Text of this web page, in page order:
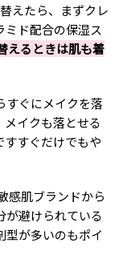
えたら、まずクレ
ミド配合の保湿ス
えるときは肌も着
ぐにメイクを落
イクも落とせる
すぐだけでもや
感肌ブランドから
が避けられている
型が多いのもポイ